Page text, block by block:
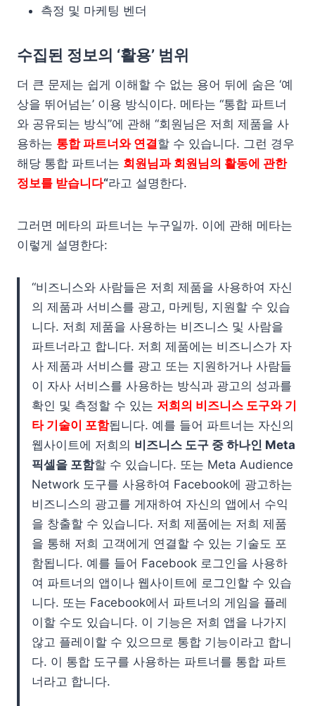
측정 및 마케팅 벤더
수집된 정보의 ‘활용’ 범위
더 큰 문제는 쉽게 이해할 수 없는 용어 뒤에 숨은 ‘예
상을 뛰어넘는’ 이용 방식이다. 메타는 “통합 파트너
와 공유되는 방식”에 관해 “회원님은 저희 제품을 사
용하는 통합 파트너와 연결할 수 있습니다. 그런 경우
해당 통합 파트너는 회원님과 회원님의 활동에 관한
정보를 받습니다“라고 설명한다.
그러면 메타의 파트너는 누구일까. 이에 관해 메타는
이렇게 설명한다:
“비즈니스와 사람들은 저희 제품을 사용하여 자신
의 제품과 서비스를 광고, 마케팅, 지원할 수 있습
니다. 저희 제품을 사용하는 비즈니스 및 사람을
파트너라고 합니다. 저희 제품에는 비즈니스가 자
사 제품과 서비스를 광고 또는 지원하거나 사람들
이 자사 서비스를 사용하는 방식과 광고의 성과를
확인 및 측정할 수 있는 저희의 비즈니스 도구와 기
타 기술이 포함됩니다. 예를 들어 파트너는 자신의
웹사이트에 저희의 비즈니스 도구 중 하나인 Meta
픽셀을 포함할 수 있습니다. 또는 Meta Audience
Network 도구를 사용하여 Facebook에 광고하는
비즈니스의 광고를 게재하여 자신의 앱에서 수익
을 창출할 수 있습니다. 저희 제품에는 저희 제품
을 통해 저희 고객에게 연결할 수 있는 기술도 포
함됩니다. 예를 들어 Facebook 로그인을 사용하
여 파트너의 앱이나 웹사이트에 로그인할 수 있습
니다. 또는 Facebook에서 파트너의 게임을 플레
이할 수도 있습니다. 이 기능은 저희 앱을 나가지
않고 플레이할 수 있으므로 통합 기능이라고 합니
다. 이 통합 도구를 사용하는 파트너를 통합 파트
너라고 합니다.